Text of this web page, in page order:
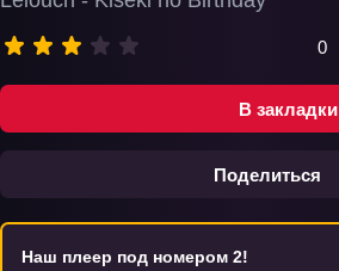
В закладки
Поделиться
0
Наш плеер под номером 2!